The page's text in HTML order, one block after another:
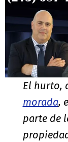
El hurto,
morada,
parte de